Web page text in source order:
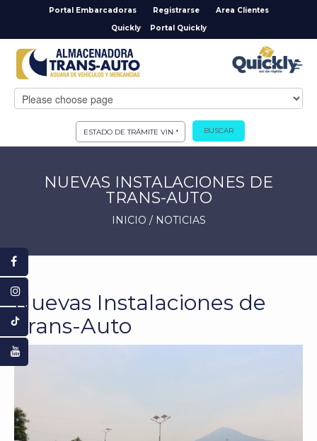
Portal Embarcadoras Registrarse
Area Clientes
Quickly
Portal Quickly
BUSCAR
NUEVAS INSTALACIONES DE
TRANS-AUTO
INICIO / NOTICIAS
Nuevas Instalaciones de
Trans-Auto